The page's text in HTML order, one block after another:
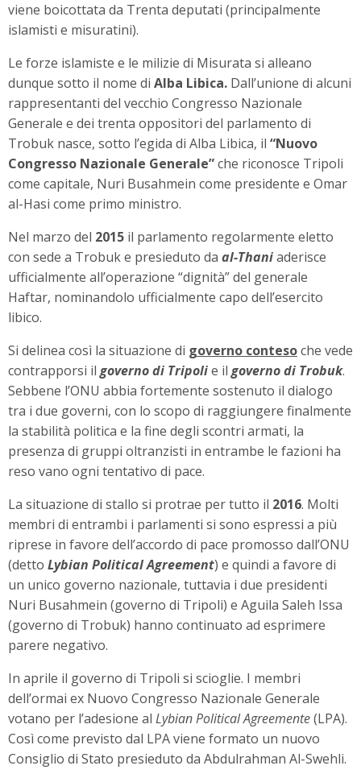
viene boicottata da Trenta deputati (principalmente
islamisti e misuratini).
Le forze islamiste e le milizie di Misurata si alleano
dunque sotto il nome di Alba Libica. Dall’unione di alcuni
rappresentanti del vecchio Congresso Nazionale
Generale e dei trenta oppositori del parlamento di
Trobuk nasce, sotto l’egida di Alba Libica, il “Nuovo
Congresso Nazionale Generale”che riconosce Tripoli
come capitale, Nuri Busahmein come presidente e Omar
al-Hasi come primo ministro.
Nel marzo del 2015 il parlamento regolarmente eletto
con sede a Trobuk e presieduto da al-Thaniaderisce
ufficialmente all’operazione “dignità” del generale
Haftar, nominandolo ufficialmente capo dell’esercito
libico.
Si delinea così la situazione di governo contesoche vede
contrapporsi il governo di Tripolie il governo di Trobuk.
Sebbene l’ONU abbia fortemente sostenuto il dialogo
tra i due governi, con lo scopo di raggiungere finalmente
la stabilità politica e la fine degli scontri armati, la
presenza di gruppi oltranzisti in entrambe le fazioni ha
reso vano ogni tentativo di pace.
La situazione di stallo si protrae per tutto il 2016. Molti
membri di entrambi i parlamenti si sono espressi a più
riprese in favore dell’accordo di pace promosso dall’ONU
(detto Lybian Political Agreement) e quindi a favore di
un unico governo nazionale, tuttavia i due presidenti
Nuri Busahmein (governo di Tripoli) e Aguila Saleh Issa
(governo di Trobuk) hanno continuato ad esprimere
parere negativo.
In aprile il governo di Tripoli si scioglie. I membri
dell’ormai ex Nuovo Congresso Nazionale Generale
votano per l’adesione al Lybian Political Agreemente(LPA).
Così come previsto dal LPA viene formato un nuovo
Consiglio di Stato presieduto da Abdulrahman Al-Swehli.